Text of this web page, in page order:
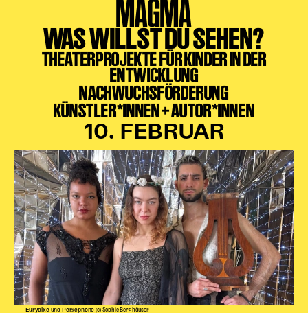
MAGMA
WAS WILLST DU SEHEN?
THEATERPROJEKTE FÜR KINDER IN DER
ENTWICKLUNG
NACHWUCHSFÖRDERUNG
KÜNSTLER*INNEN + AUTOR*INNEN
10. FEBRUAR
Eurydike und Persephone(c) Sophie Berghäuser